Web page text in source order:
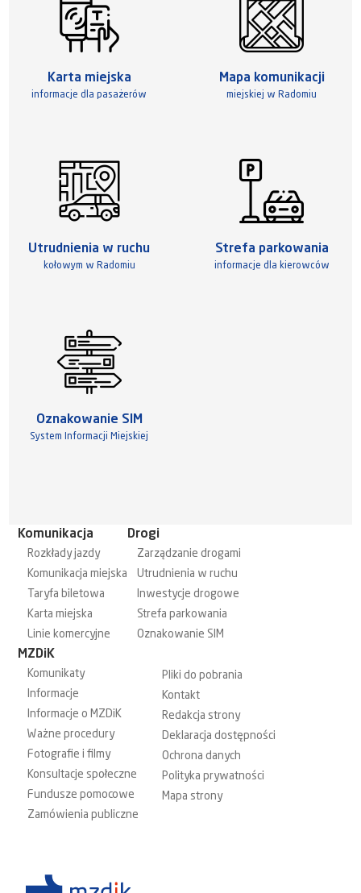
Karta miejska
informacje dla pasażerów
Mapa komunikacji
miejskiej w Radomiu
Utrudnienia w ruchu
kołowym w Radomiu
Strefa parkowania
informacje dla kierowców
Oznakowanie SIM
System Informacji Miejskiej
Komunikacja
Rozkłady jazdy
Komunikacja miejska
Taryfa biletowa
Karta miejska
Linie komercyjne
Drogi
Zarządzanie drogami
Utrudnienia w ruchu
Inwestycje drogowe
Strefa parkowania
Oznakowanie SIM
MZDiK
Komunikaty
Informacje
Informacje o MZDiK
Ważne procedury
Fotografie i filmy
Konsultacje społeczne
Fundusze pomocowe
Zamówienia publiczne
Pliki do pobrania
Kontakt
Redakcja strony
Deklaracja dostępności
Ochrona danych
Polityka prywatności
Mapa strony